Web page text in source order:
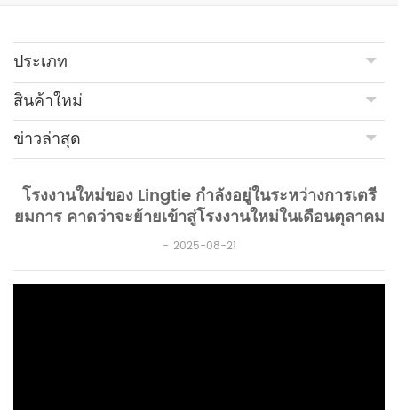
ประเภท
สินค้าใหม่
ข่าวล่าสุด
โรงงานใหม่ของ Lingtie กำลังอยู่ในระหว่างการเตรี
ยมการ คาดว่าจะย้ายเข้าสู่โรงงานใหม่ในเดือนตุลาคม
2025-08-21